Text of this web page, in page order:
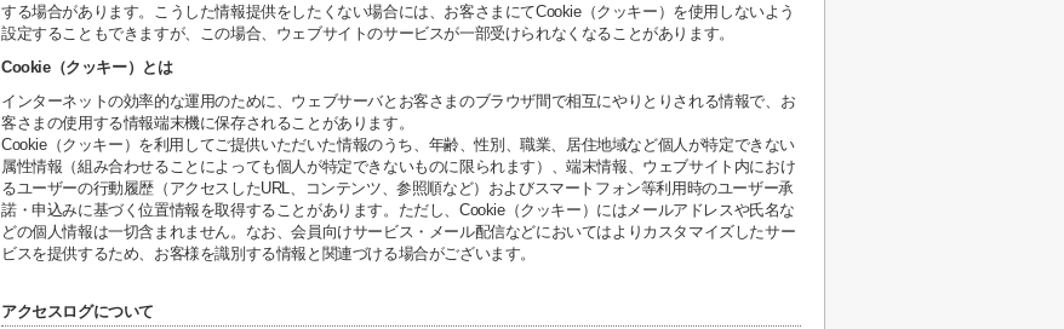
する場合があります。こうした情報提供をしたくない場合には、お客さまにてCookie（クッキー）を使用しないよう
設定することもできますが、この場合、ウェブサイトのサービスが一部受けられなくなることがあります。
Cookie（クッキー）とは
インターネットの効率的な運用のために、ウェブサーバとお客さまのブラウザ間で相互にやりとりされる情報で、お
客さまの使用する情報端末機に保存されることがあります。
Cookie（クッキー）を利用してご提供いただいた情報のうち、年齢、性別、職業、居住地域など個人が特定できない
属性情報（組み合わせることによっても個人が特定できないものに限られます）、端末情報、ウェブサイト内におけ
るユーザーの行動履歴（アクセスしたURL、コンテンツ、参照順など）およびスマートフォン等利用時のユーザー承
諾・申込みに基づく位置情報を取得することがあります。ただし、Cookie（クッキー）にはメールアドレスや氏名な
どの個人情報は一切含まれません。なお、会員向けサービス・メール配信などにおいてはよりカスタマイズしたサー
ビスを提供するため、お客様を識別する情報と関連づける場合がございます。
アクセスログについて